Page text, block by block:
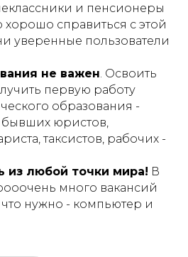
КУРС
ПО С НУЛЯ
начни уже сегодня!
НА КУРС
и пенсионеры
хорошо справиться с этой
уверенные пользователи
не важен. Освоить
первую работу
образования -
юристов,
таксистов, рабочих -
из любой точки мира! В
много вакансий
что нужно - компьютер и